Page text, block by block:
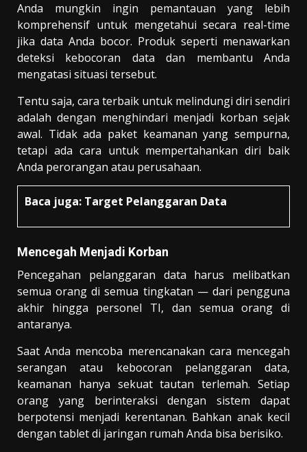
Anda mungkin ingin pemantauan yang lebih
komprehensif untuk mengetahui secara real-time
jika data Anda bocor. Produk seperti menawarkan
deteksi kebocoran data dan membantu Anda
mengatasi situasi tersebut.
Tentu saja, cara terbaik untuk melindungi diri sendiri
adalah dengan menghindari menjadi korban sejak
awal. Tidak ada paket keamanan yang sempurna,
tetapi ada cara untuk mempertahankan diri baik
Anda perorangan atau perusahaan.
Baca juga: Target Pelanggaran Data
Mencegah Menjadi Korban
Pencegahan pelanggaran data harus melibatkan
semua orang di semua tingkatan — dari pengguna
akhir hingga personel TI, dan semua orang di
antaranya.
Saat Anda mencoba merencanakan cara mencegah
serangan atau kebocoran pelanggaran data,
keamanan hanya sekuat tautan terlemah. Setiap
orang yang berinteraksi dengan sistem dapat
berpotensi menjadi kerentanan. Bahkan anak kecil
dengan tablet di jaringan rumah Anda bisa berisiko.